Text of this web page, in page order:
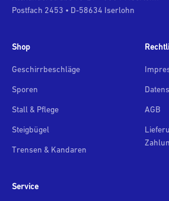
Postfach 2453 • D-58634 Iserlohn
Shop
Geschirrbeschläge
Sporen
Stall & Pflege
Steigbügel
Trensen & Kandaren
AGB
Service